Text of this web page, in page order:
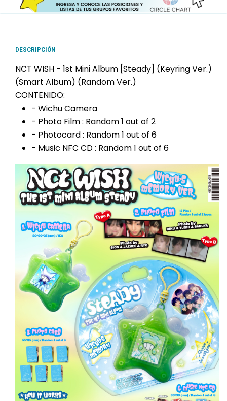
DESCRIPCIÓN
NCT WISH - 1st Mini Album [Steady] (Keyring Ver.)
(Smart Album) (Random Ver.)
CONTENIDO:
- Wichu Camera
- Photo Film : Random 1 out of 2
- Photocard : Random 1 out of 6
- Music NFC CD : Random 1 out of 6